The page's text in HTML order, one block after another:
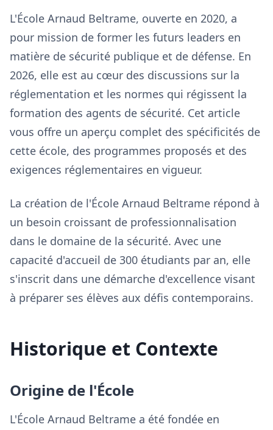
L'École Arnaud Beltrame, ouverte en 2020, a
pour mission de former les futurs leaders en
matière de sécurité publique et de défense. En
2026, elle est au cœur des discussions sur la
réglementation et les normes qui régissent la
formation des agents de sécurité. Cet article
vous offre un aperçu complet des spécificités de
cette école, des programmes proposés et des
exigences réglementaires en vigueur.
La création de l'École Arnaud Beltrame répond à
un besoin croissant de professionnalisation
dans le domaine de la sécurité. Avec une
capacité d'accueil de 300 étudiants par an, elle
s'inscrit dans une démarche d'excellence visant
à préparer ses élèves aux défis contemporains.
Historique et Contexte
Origine de l'École
L'École Arnaud Beltrame a été fondée en